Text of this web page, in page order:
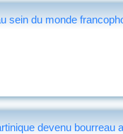
sein du monde
devenu bourreau